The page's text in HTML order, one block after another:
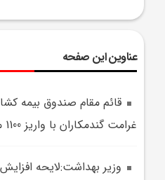
عناوین این صفحه
قائم مقام صندوق بيمه
غرامت گندمکاران با واريز 1100 ميليارد تومان
وزير بهداشت:لايحه